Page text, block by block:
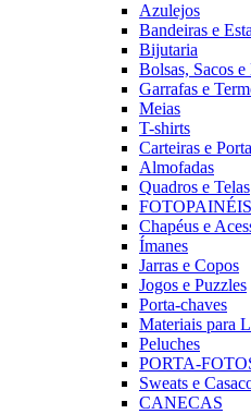
Azulejos
Bandeiras e
Bijutaria
Bolsas, Sacos
Garrafas e
Meias
T-shirts
Carteiras e
Almofadas
Quadros e Telas
Chapéus e
Ímanes
Jarras e Copos
Jogos e Puzzles
Porta-chaves
Materiais para
Peluches
PORTA-
Sweats e
CANECAS